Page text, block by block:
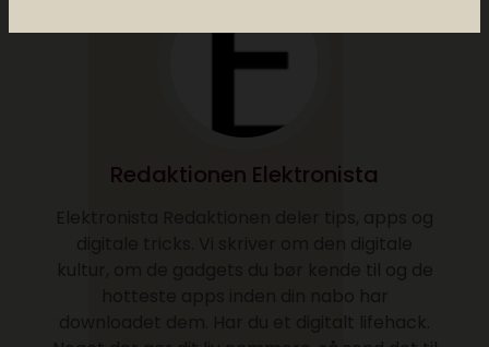
Redaktionen Elektronista